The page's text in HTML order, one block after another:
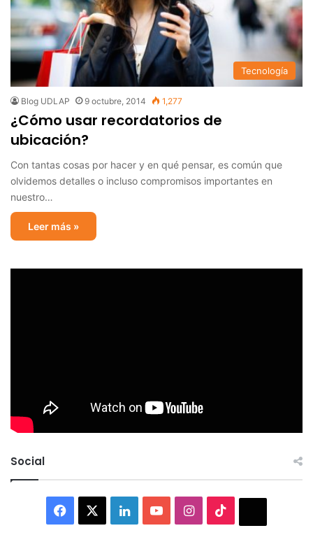
Tecnología
Blog UDLAP 9 octubre, 2014 1,277
¿Cómo usar recordatorios de
ubicación?
Con tantas cosas por hacer y en qué pensar, es común que
olvidemos detalles o incluso compromisos importantes en
nuestro…
Leer más »
Social
Facebook LinkedInYouTubeInstagram